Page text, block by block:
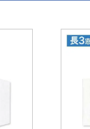
ル印刷
袋